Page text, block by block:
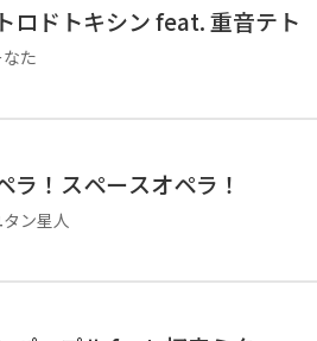
ロドトキシン feat. 重音テト
た
ラ！スペースオペラ！
ン星人